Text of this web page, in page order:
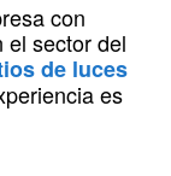
con
el sector del
de luces
es